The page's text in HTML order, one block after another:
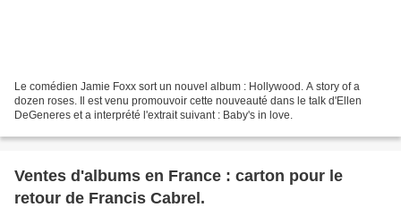
Le comédien Jamie Foxx sort un nouvel album : Hollywood. A story of a
dozen roses. Il est venu promouvoir cette nouveauté dans le talk d'Ellen
DeGeneres et a interprété l'extrait suivant : Baby's in love.
Ventes d'albums en France : carton pour le
retour de Francis Cabrel.